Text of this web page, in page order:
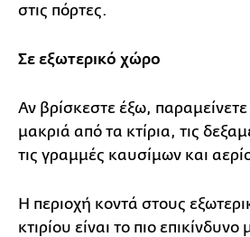
στις πόρτες.
Σε εξωτερικό χώρο
Αν βρίσκεστε έξω, παραμείνετε
μακριά από τα κτίρια, τις
τις γραμμές καυσίμων και
Η περιοχή κοντά στους
κτιρίου είναι το πιο επικίνδυνο